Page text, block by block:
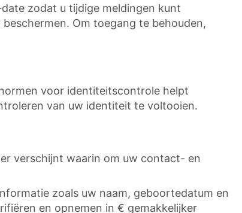
zodat u tijdige meldingen kunt
Om toegang te behouden,
voor identiteitscontrole helpt
van uw identiteit te voltooien.
verschijnt waarin om uw contact- en
zoals uw naam, geboortedatum en
en opnemen in € gemakkelijker